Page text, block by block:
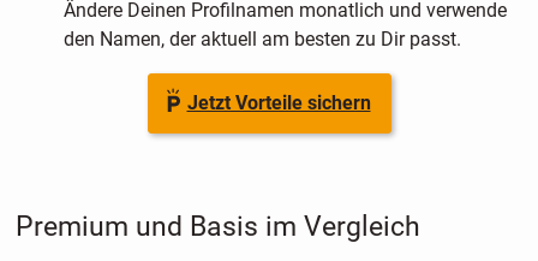
Ändere Deinen Profilnamen monatlich und verwende
den Namen, der aktuell am besten zu Dir passt.
Jetzt Vorteile sichern
Premium und Basis im Vergleich